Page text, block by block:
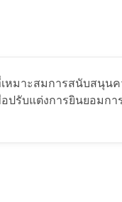
เหมาะสมการสนับสนุน
ปรับแต่งการยินยอมก